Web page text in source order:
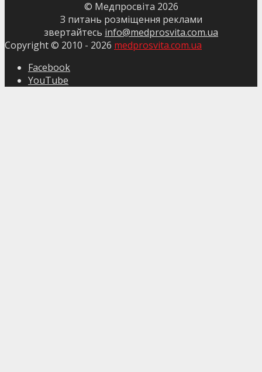
© Медпросвіта 2026
З питань розміщення реклами
звертайтесь info@medprosvita.com.ua
Copyright © 2010 - 2026 medprosvita.com.ua
Facebook
YouTube